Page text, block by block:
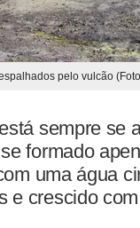
pelo vulcão
sempre se
formado
uma água
e crescido